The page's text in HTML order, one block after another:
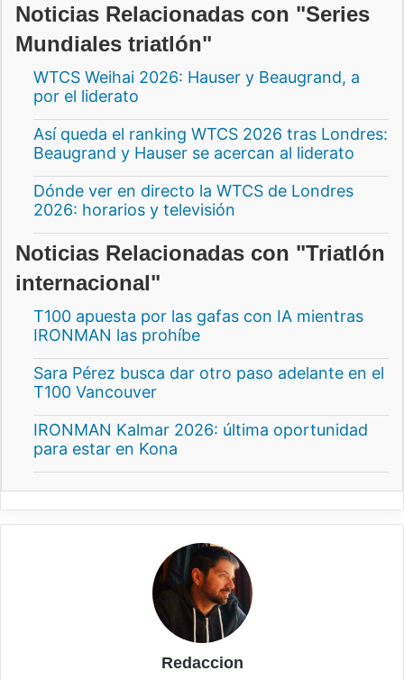
Noticias Relacionadas con "Series
Mundiales triatlón"
WTCS Weihai 2026: Hauser y Beaugrand, a
por el liderato
Así queda el ranking WTCS 2026 tras Londres:
Beaugrand y Hauser se acercan al liderato
Dónde ver en directo la WTCS de Londres
2026: horarios y televisión
Noticias Relacionadas con "Triatlón
internacional"
T100 apuesta por las gafas con IA mientras
IRONMAN las prohíbe
Sara Pérez busca dar otro paso adelante en el
T100 Vancouver
IRONMAN Kalmar 2026: última oportunidad
para estar en Kona
Redaccion